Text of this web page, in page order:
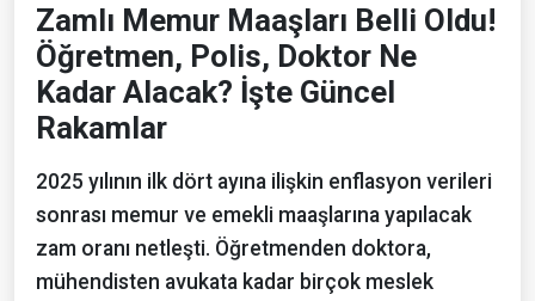
Zamlı Memur Maaşları Belli Oldu!
Öğretmen, Polis, Doktor Ne
Kadar Alacak? İşte Güncel
Rakamlar
2025 yılının ilk dört ayına ilişkin enflasyon verileri
sonrası memur ve emekli maaşlarına yapılacak
zam oranı netleşti. Öğretmenden doktora,
mühendisten avukata kadar birçok meslek